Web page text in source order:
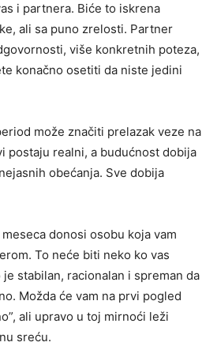
i partnera. Biće to iskrena
ali sa puno zrelosti. Partner
više konkretnih poteza,
konačno osetiti da niste jedini
može značiti prelazak veze na
postaju realni, a budućnost dobija
obećanja. Sve dobija
donosi osobu koja vam
To neće biti neko ko vas
stabilan, racionalan i spreman da
Možda će vam na prvi pogled
ali upravo u toj mirnoći leži
sreću.